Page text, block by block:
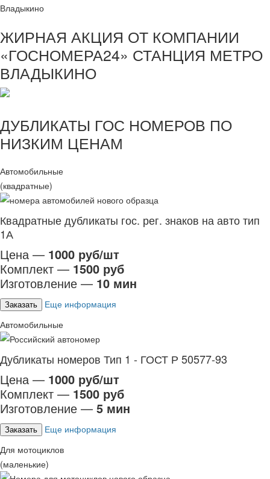
Владыкино
ЖИРНАЯ АКЦИЯ ОТ КОМПАНИИ
«ГОСНОМЕРА24» СТАНЦИЯ МЕТРО
ВЛАДЫКИНО
ДУБЛИКАТЫ ГОС НОМЕРОВ ПО
НИЗКИМ ЦЕНАМ
Автомобильные
(квадратные)
Квадратные дубликаты гос. рег. знаков на авто тип
1А
Цена — 1000 руб/шт
Комплект — 1500 руб
Изготовление — 10 мин
Заказать
Еще информация
Автомобильные
Дубликаты номеров Тип 1 - ГОСТ Р 50577-93
Цена — 1000 руб/шт
Комплект — 1500 руб
Изготовление — 5 мин
Заказать
Еще информация
Для мотоциклов
(маленькие)